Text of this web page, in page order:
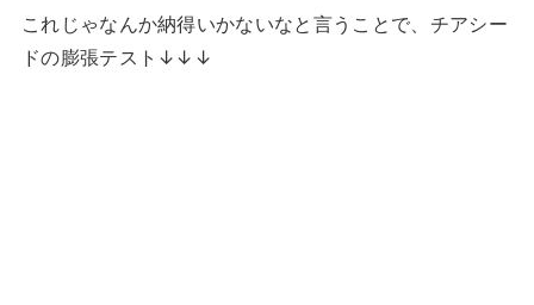
これじゃなんか納得いかないなと言うことで、チアシー
ドの膨張テスト↓↓↓